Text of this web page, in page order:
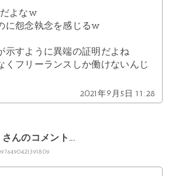
よなw
に怨念執念を感じるw
示すように異端の証明だよね
くフリーランスしか働けないんじ
2021年9月5日 11:28
さんのコメント...